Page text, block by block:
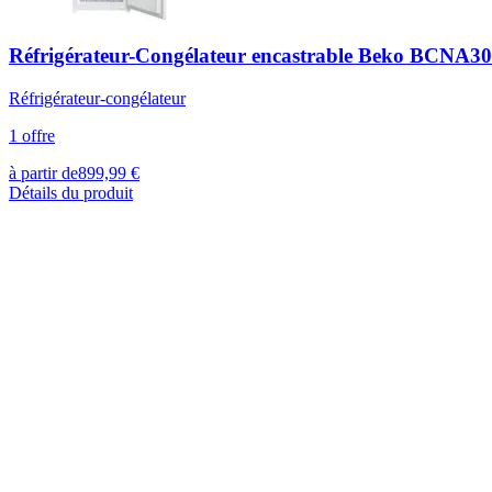
Réfrigérateur-Congélateur encastrable Beko
Réfrigérateur-congélateur
1 offre
à partir de899,99 €
Détails du produit